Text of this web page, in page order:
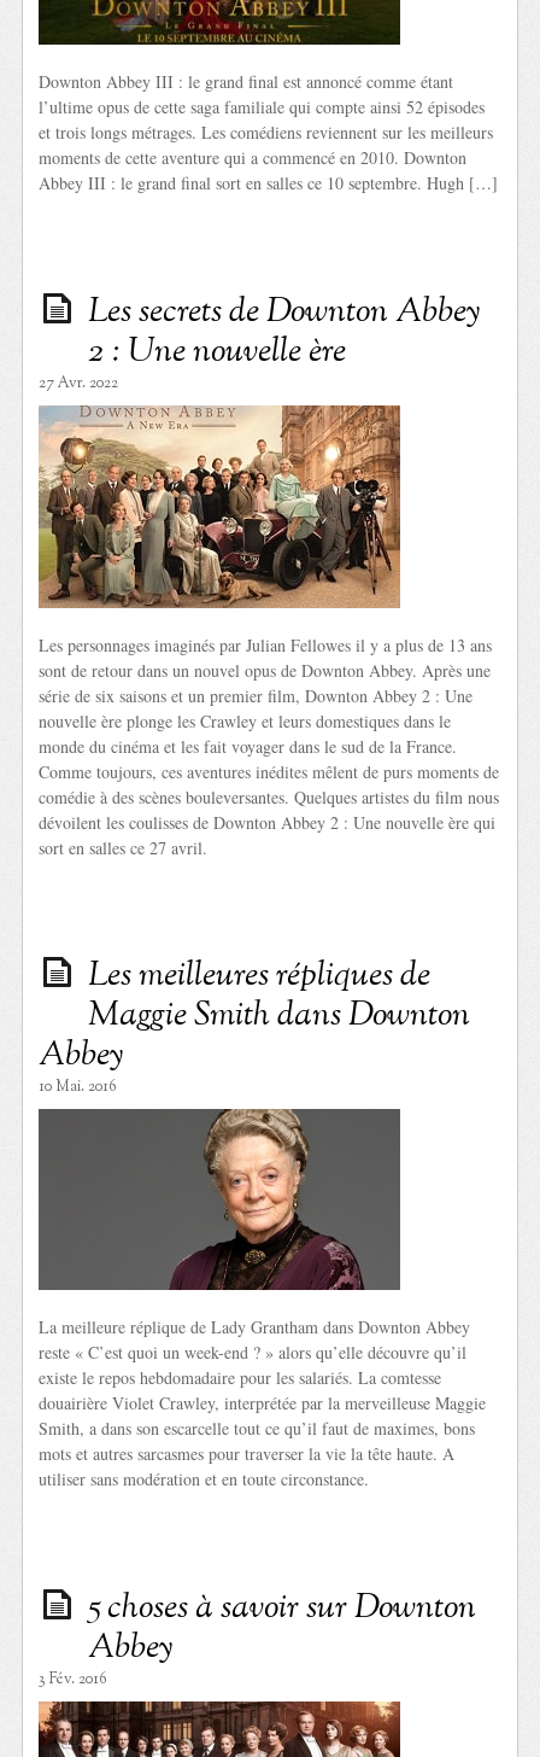
Downton Abbey III : le grand final est annoncé comme étant
l’ultime opus de cette saga familiale qui compte ainsi 52 épisodes
et trois longs métrages. Les comédiens reviennent sur les meilleurs
moments de cette aventure qui a commencé en 2010. Downton
Abbey III : le grand final sort en salles ce 10 septembre. Hugh […]
Les secrets de Downton Abbey
2 : Une nouvelle ère
27 Avr. 2022
Les personnages imaginés par Julian Fellowes il y a plus de 13 ans
sont de retour dans un nouvel opus de Downton Abbey. Après une
série de six saisons et un premier film, Downton Abbey 2 : Une
nouvelle ère plonge les Crawley et leurs domestiques dans le
monde du cinéma et les fait voyager dans le sud de la France.
Comme toujours, ces aventures inédites mêlent de purs moments de
comédie à des scènes bouleversantes. Quelques artistes du film nous
dévoilent les coulisses de Downton Abbey 2 : Une nouvelle ère qui
sort en salles ce 27 avril.
Les meilleures répliques de
Maggie Smith dans Downton
Abbey
10 Mai. 2016
La meilleure réplique de Lady Grantham dans Downton Abbey
reste « C’est quoi un week-end ? » alors qu’elle découvre qu’il
existe le repos hebdomadaire pour les salariés. La comtesse
douairière Violet Crawley, interprétée par la merveilleuse Maggie
Smith, a dans son escarcelle tout ce qu’il faut de maximes, bons
mots et autres sarcasmes pour traverser la vie la tête haute. A
utiliser sans modération et en toute circonstance.
5 choses à savoir sur Downton
Abbey
3 Fév. 2016